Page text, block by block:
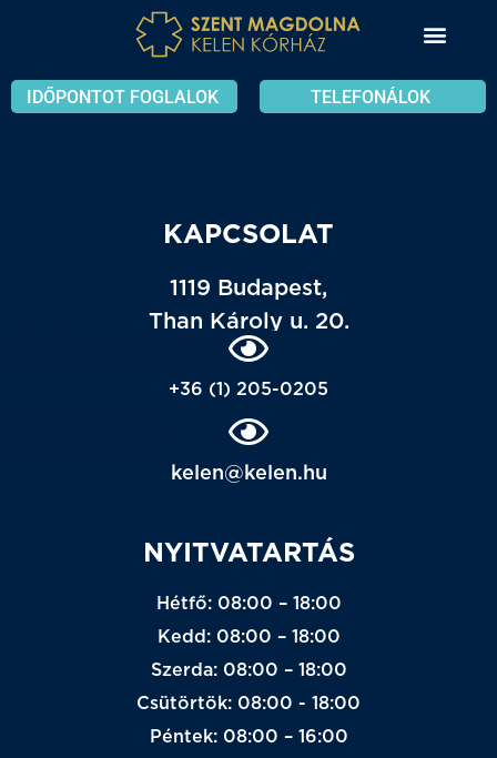
IDŐPONTOT FOGLALOK TELEFONÁLOK
KAPCSOLAT
1119 Budapest,
Than Károly u. 20.
+36 (1) 205-0205
kelen@kelen.hu
NYITVATARTÁS
Hétfő: 08:00 – 18:00
Kedd: 08:00 – 18:00
Szerda: 08:00 – 18:00
Csütörtök: 08:00 - 18:00
Péntek: 08:00 – 16:00